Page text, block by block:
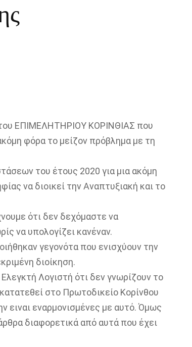
ΕΠΙΜΕΛΗΤΗΡΙΟΥ ΚΟΡΙΝΘΙΑΣ που
φόρα το μείζον πρόβλημα με τη
του έτους 2020 για μια ακόμη
να διοικεί την Αναπτυξιακή και το
ότι δεν δεχόμαστε να
να υπολογίζει κανέναν.
γεγονότα που ενισχύουν την
διοίκηση.
Λογιστή ότι δεν γνωρίζουν το
στο Πρωτοδικείο Κορίνθου
ειναι εναρμονισμένες με αυτό. Όμως
διαφορετικά από αυτά που έχει